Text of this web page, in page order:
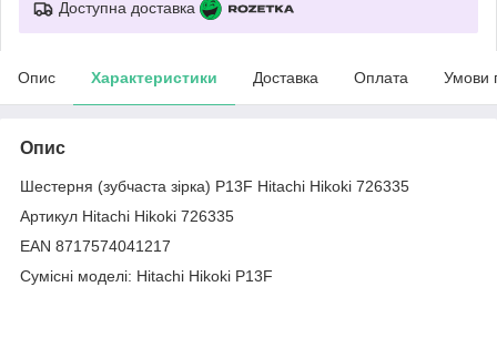
Доступна доставка
Опис Характеристики Доставка Оплата Умови
Опис
Шестерня (зубчаста зірка) P13F Hitachi Hikoki 726335
Артикул Hitachi Hikoki 726335
EAN 8717574041217
Сумісні моделі: Hitachi Hikoki P13F